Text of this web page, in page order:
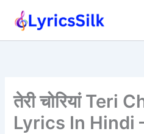
तेरी चोरियां Teri
Lyrics In Hindi